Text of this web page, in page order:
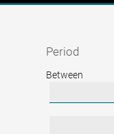
Recherche
Period
Period
Between